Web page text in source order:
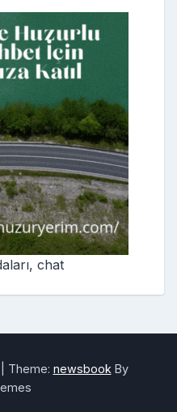
chat
Theme: newsbook By